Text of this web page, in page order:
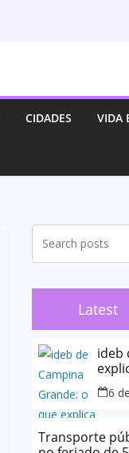
CIDADES VIDA
Latest
ideb
6
Transporte